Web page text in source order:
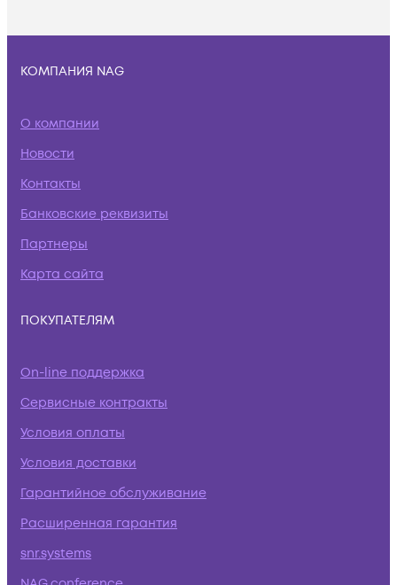
КОМПАНИЯ NAG
О компании
Новости
Контакты
Банковские реквизиты
Партнеры
Карта сайта
ПОКУПАТЕЛЯМ
On-line поддержка
Сервисные контракты
Условия оплаты
Условия доставки
Гарантийное обслуживание
Расширенная гарантия
snr.systems